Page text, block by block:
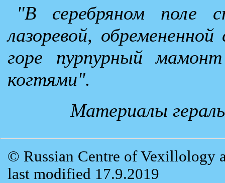
"В серебряном поле
лазоревой,
горе пурпурный
когтями".
Материалы
© Russian Centre of Vexillology
last modified 17.9.2019